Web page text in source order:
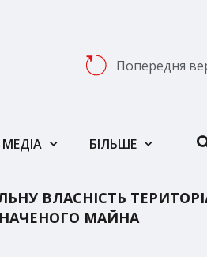
Попередня
МЕДІА БІЛЬШЕ
ВЛАСНІСТЬ
МАЙНА